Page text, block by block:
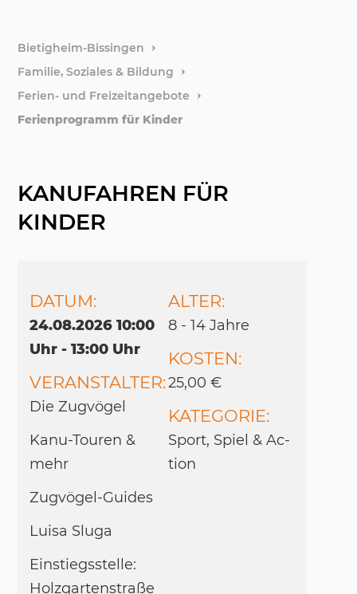
Bietigheim-Bissingen
Familie, Soziales & Bildung
Ferien- und Freizeitangebote
Ferienprogramm für Kinder
KANUFAHREN FÜR
KINDER
DATUM:
24.08.2026 10:00
Uhr - 13:00 Uhr
VERANSTALTER:
Die Zug­vö­gel
Kanu-Tou­ren &
mehr
Zug­vö­gel-Gui­des
Lui­sa Slu­ga
Ein­stiegs­stel­le:
Holz­gar­ten­straße
ALTER:
8 - 14 Jah­re
KOSTEN:
25,00 €
KATEGORIE:
Sport, Spiel & Ac­
tion